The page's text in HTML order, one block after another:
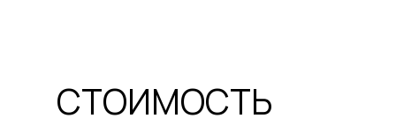
СТОИМОСТЬ